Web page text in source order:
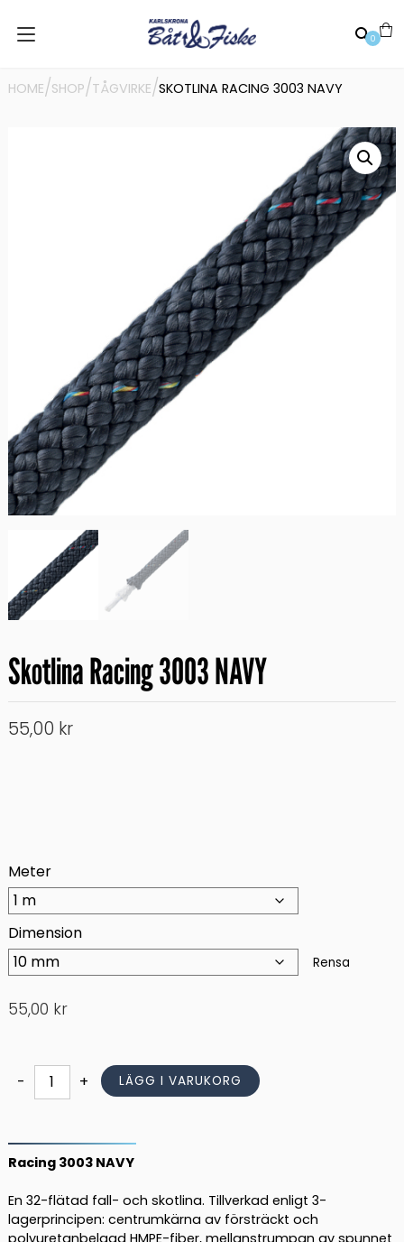
0
HOME/SHOP/TÅGVIRKE/SKOTLINA RACING 3003 NAVY
Skotlina Racing 3003 NAVY
55,00 kr
Meter
Dimension
Rensa
55,00 kr
-
Skotlina
Racing
NAVY
mängd
+ LÄGG I VARUKORG
Racing 3003 NAVY
En 32-flätad fall- och skotlina. Tillverkad enligt 3-
lagerprincipen: centrumkärna av försträckt och